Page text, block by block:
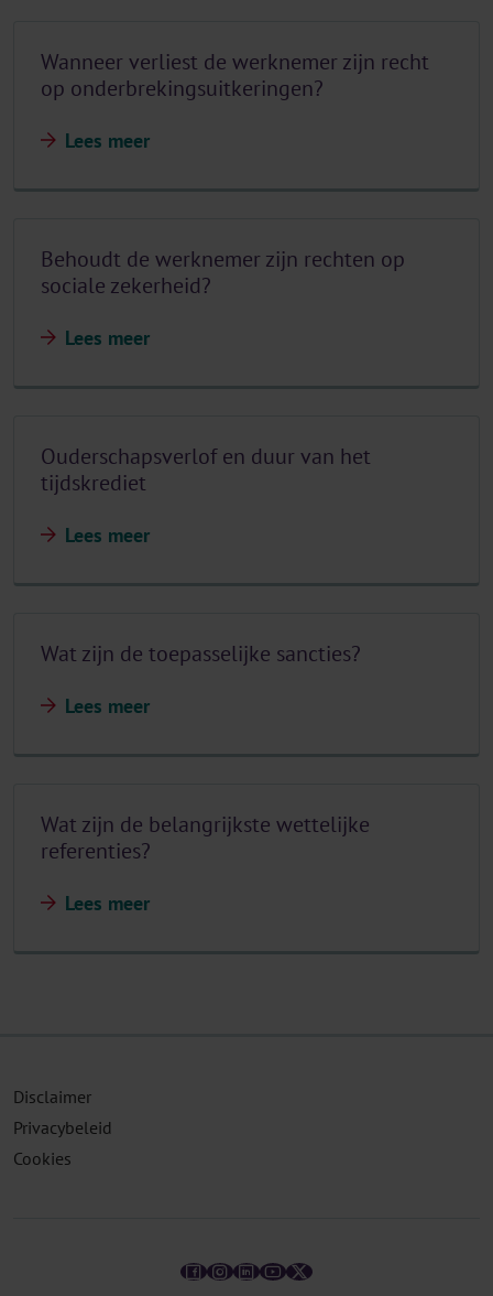
Wanneer verliest de werknemer zijn recht
op onderbrekingsuitkeringen?
Lees meer
Behoudt de werknemer zijn rechten op
sociale zekerheid?
Lees meer
Ouderschapsverlof en duur van het
tijdskrediet
Lees meer
Wat zijn de toepasselijke sancties?
Lees meer
Wat zijn de belangrijkste wettelijke
referenties?
Lees meer
Disclaimer
Privacybeleid
Cookies